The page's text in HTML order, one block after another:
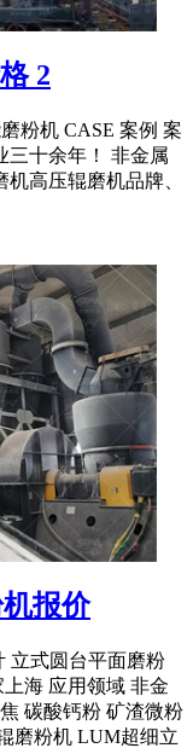
2
粉机 CASE 案例 案
三十余年！ 非金属
高压辊磨机品牌、
报价
立式圆台平面磨粉
海 应用领域 非金
碳酸钙粉 矿渣微粉
磨粉机 LUM超细立